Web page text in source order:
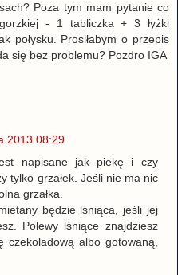
Poza tym mam pytanie co
- 1 tabliczka + 3 łyżki
połysku. Prosiłabym o przepis
się bez problemu? Pozdro IGA
2013 08:29
napisane jak piekę i czy
tylko grzałek. Jeśli nie ma nic
grzałka.
będzie lśniąca, jeśli jej
Polewy lśniące znajdziesz
czekoladową albo gotowaną,